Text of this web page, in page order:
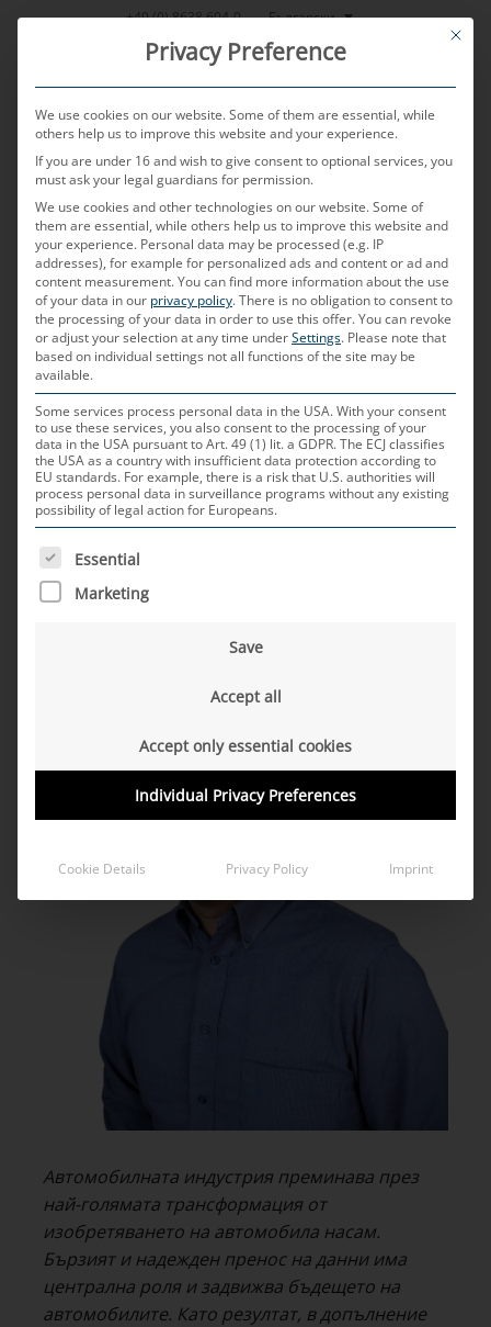
Skip
+49 (0) 8638 604-0 Български
MENU
POSTED ON18.10.2022 BYFELIX GUNAWAN
Тайният източник за
успешни иновации в
Силициевата долина
интервю с Феликс Гунаван относно
бъдещето и тенденциите в
автомобилната индустрия
Автомобилната индустрия преминава през
най-голямата трансформация от
изобретяването на автомобила насам.
Бързият и надежден пренос на данни има
централна роля и задвижва бъдещето на
автомобилите. Като резултат, в допълнение
This
Privacy Preference
We use cookies on our website. Some of them are essential, while
others help us to improve this website and your experience.
If you are under 16 and wish to give consent to optional services, you
must ask your legal guardians for permission.
We use cookies and other technologies on our website. Some of
them are essential, while others help us to improve this website and
your experience. Personal data may be processed (e.g. IP
addresses), for example for personalized ads and content or ad and
content measurement.You can find more information about the use
of your data in our privacy policy.There is no obligation to consent to
the processing of your data in order to use this offer.You can revoke
or adjust your selection at any time underSettings. Please note that
based on individual settings not all functions of the site may be
available.
Some services process personal data in the USA. With your consent
to use these services, you also consent to the processing of your
data in the USA pursuant to Art. 49 (1) lit. a GDPR. The ECJ classifies
the USA as a country with insufficient data protection according to
EU standards. For example, there is a risk that U.S. authorities will
process personal data in surveillance programs without any existing
possibility of legal action for Europeans.
THE FOLLOWING IS A LIST OF SERVICE GROUPS FOR
Essential
Marketing
Save
Accept all
Accept only essential cookies
Individual Privacy Preferences
Cookie Details Privacy Policy Imprint